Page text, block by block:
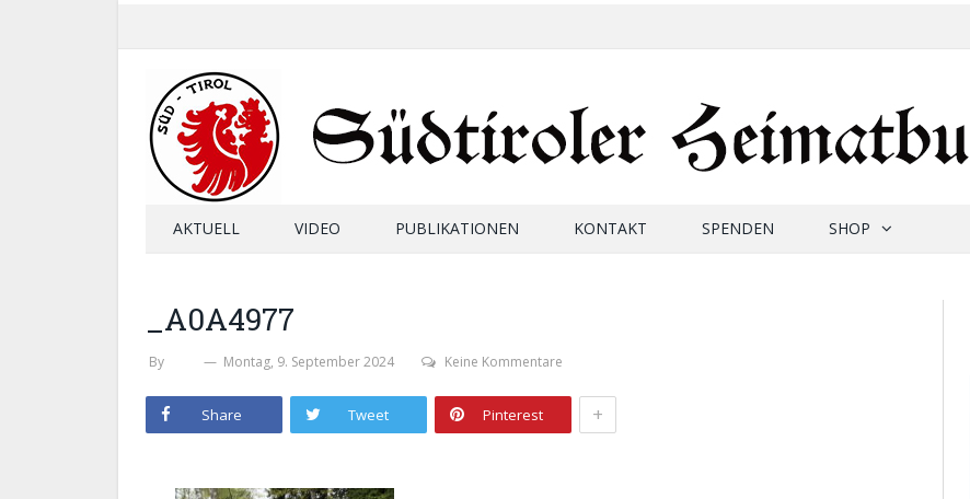
AKTUELL VIDEO PUBLIKATIONEN KONTAKT SPENDEN SHOP
_A0A4977
By Montag, 9. September 2024 Keine Kommentare
Share Tweet Pinterest +